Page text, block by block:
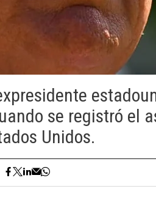
se registró el
Unidos.